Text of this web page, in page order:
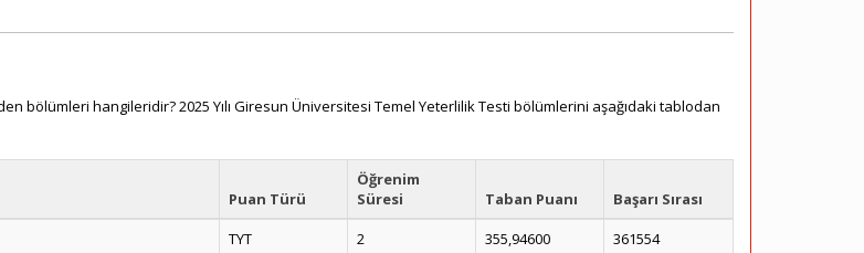
bölümleri hangileridir? 2025 Yılı Giresun Üniversitesi Temel Yeterlilik Testi bölümlerini aşağıdaki tablodan
Puan Türü
Öğrenim
Süresi
Taban Puanı Başarı Sırası
TYT 2 355,94600 361554